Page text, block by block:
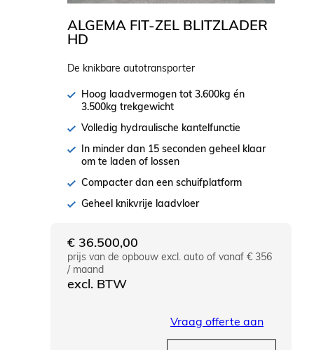
ALGEMA FIT-ZEL BLITZLADER
HD
De knikbare autotransporter
Hoog laadvermogen tot 3.600kg én
3.500kg trekgewicht
Volledig hydraulische kantelfunctie
In minder dan 15 seconden geheel klaar
om te laden of lossen
Compacter dan een schuifplatform
Geheel knikvrije laadvloer
€ 36.500,00
prijs van de opbouw excl. auto of vanaf € 356
/ maand
excl. BTW
Vraag offerte aan